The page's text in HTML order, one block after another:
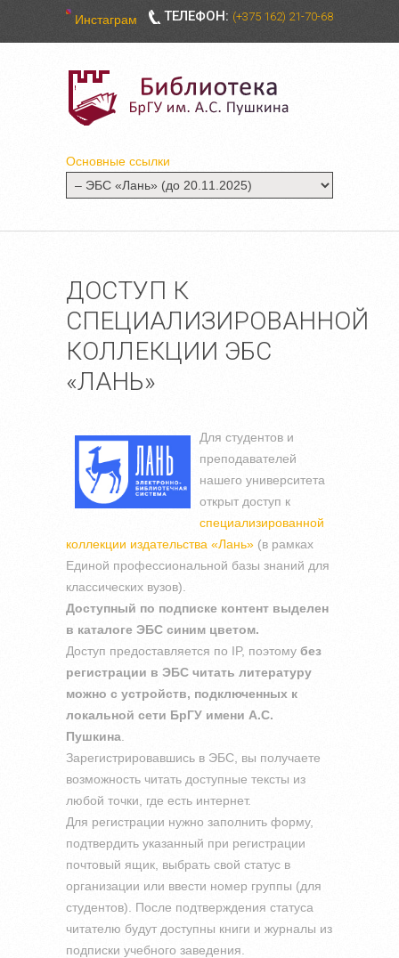
ТЕЛЕФОН: (+375 162) 21-70-68
Инстаграм
Основные ссылки
ДОСТУП К
СПЕЦИАЛИЗИРОВАННОЙ
КОЛЛЕКЦИИ ЭБС
«ЛАНЬ»
Для студентов и
преподавателей
нашего университета
открыт доступ к
специализированной
коллекции издательства «Лань» (в рамках
Единой профессиональной базы знаний для
классических вузов).
Доступный по подписке контент выделен
в каталоге ЭБС синим цветом.
Доступ предоставляется по IP, поэтому без
регистрации в ЭБС читать литературу
можно с устройств, подключенных к
локальной сети БрГУ имени А.С.
Пушкина
Зарегистрировавшись в ЭБС, вы получаете
возможность читать доступные тексты из
любой точки, где есть интернет.
Для регистрации нужно заполнить форму,
подтвердить указанный при регистрации
почтовый ящик, выбрать свой статус в
организации или ввести номер группы (для
студентов). После подтверждения статуса
читателю будут доступны книги и журналы из
подписки учебного заведения.